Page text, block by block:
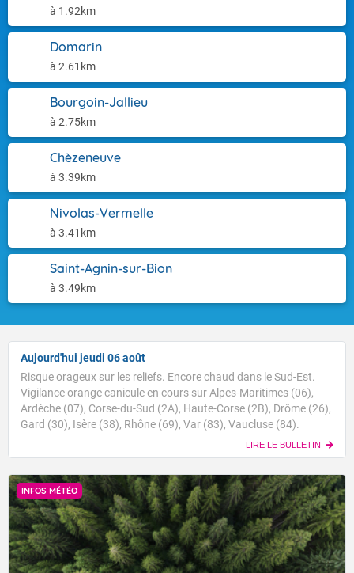
à 1.92km
Domarin
à 2.61km
Bourgoin-Jallieu
à 2.75km
Chèzeneuve
à 3.39km
Nivolas-Vermelle
à 3.41km
Saint-Agnin-sur-Bion
à 3.49km
Aujourd'hui jeudi 06 août
Risque orageux sur les reliefs. Encore chaud dans le Sud-Est.
Vigilance orange canicule en cours sur Alpes-Maritimes (06),
Ardèche (07), Corse-du-Sud (2A), Haute-Corse (2B), Drôme (26),
Gard (30), Isère (38), Rhône (69), Var (83), Vaucluse (84).
LIRE LE BULLETIN
INFOS MÉTÉO